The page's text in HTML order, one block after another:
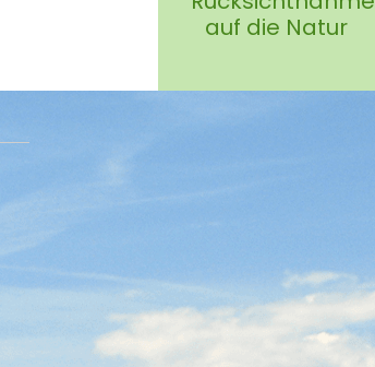
auf die Natur